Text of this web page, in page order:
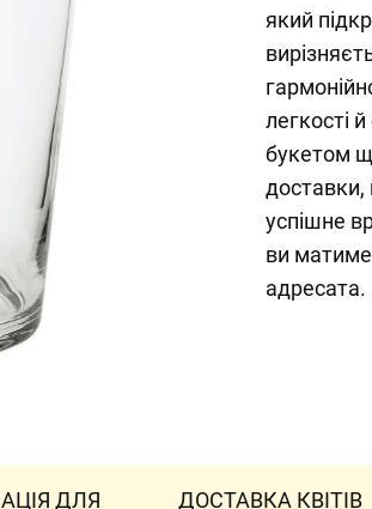
який
легкості
букетом
успішне
ви
адресата.
ДЛЯ
ДОСТАВКА КВІТІВ